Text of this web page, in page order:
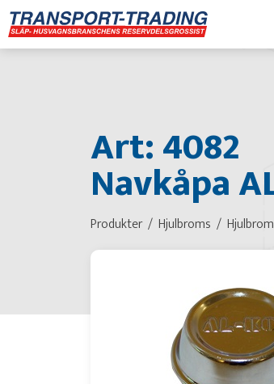
Art: 4082
Navkåpa
Produkter Hjulbroms